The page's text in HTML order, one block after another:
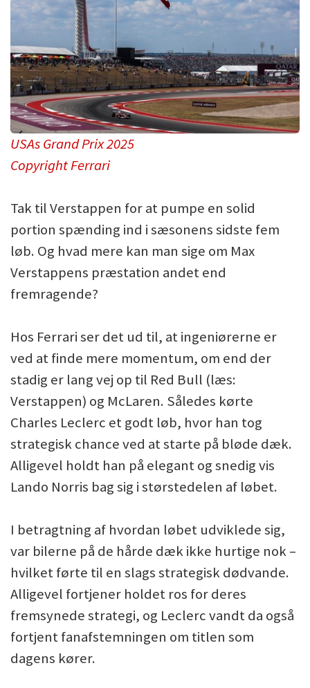
USAs Grand Prix 2025
Copyright Ferrari
Tak til Verstappen for at pumpe en solid
portion spænding ind i sæsonens sidste fem
løb. Og hvad mere kan man sige om Max
Verstappens præstation andet end
fremragende?
Hos Ferrari ser det ud til, at ingeniørerne er
ved at finde mere momentum, om end der
stadig er lang vej op til Red Bull (læs:
Verstappen) og McLaren. Således kørte
Charles Leclerc et godt løb, hvor han tog
strategisk chance ved at starte på bløde dæk.
Alligevel holdt han på elegant og snedig vis
Lando Norris bag sig i størstedelen af løbet.
I betragtning af hvordan løbet udviklede sig,
var bilerne på de hårde dæk ikke hurtige nok –
hvilket førte til en slags strategisk dødvande.
Alligevel fortjener holdet ros for deres
fremsynede strategi, og Leclerc vandt da også
fortjent fanafstemningen om titlen som
dagens kører.